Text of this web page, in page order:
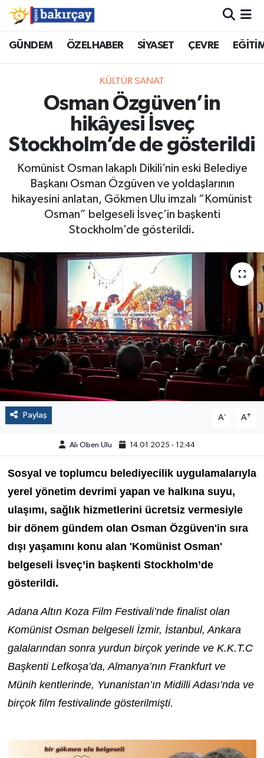
GÜNDEM ÖZELHABER SİYASET ÇEVRE
KÜLTÜR SANAT
Osman Özgüven’in
hikâyesi İsveç
Stockholm’de de gösterildi
Komünist Osman lakaplı Dikili’nin eski Belediye
Başkanı Osman Özgüven ve yoldaşlarının
hikayesini anlatan, Gökmen Ulu imzalı “Komünist
Osman” belgeseli İsveç’in başkenti
Stockholm’de gösterildi.
Paylaş A- A+
Ali Oben Ulu 14.01.2025 - 12:44
Sosyal ve toplumcu belediyecilik uygulamalarıyla
yerel yönetim devrimi yapan ve halkına suyu,
ulaşımı, sağlık hizmetlerini ücretsiz vermesiyle
bir dönem gündem olan Osman Özgüven'in sıra
dışı yaşamını konu alan 'Komünist Osman'
belgeseli İsveç’in başkenti Stockholm’de
gösterildi.
Adana Altın Koza Film Festivali’nde finalist olan
Komünist Osman belgeseli İzmir, İstanbul, Ankara
galalarından sonra yurdun birçok yerinde ve K.K.T.C
Başkenti Lefkoşa’da, Almanya’nın Frankfurt ve
Münih kentlerinde, Yunanistan’ın Midilli Adası’nda ve
birçok film festivalinde gösterilmişti.
İzmir Nöbetçi Eczaneler
İzmir Hava Durumu
İzmir Namaz Vakitleri
İzmir Trafik Yoğunluk Haritası
Süper Lig Puan Durumu ve Fikstür
Tüm Manşetler
Son Dakika Haberleri
Haber Arşivi